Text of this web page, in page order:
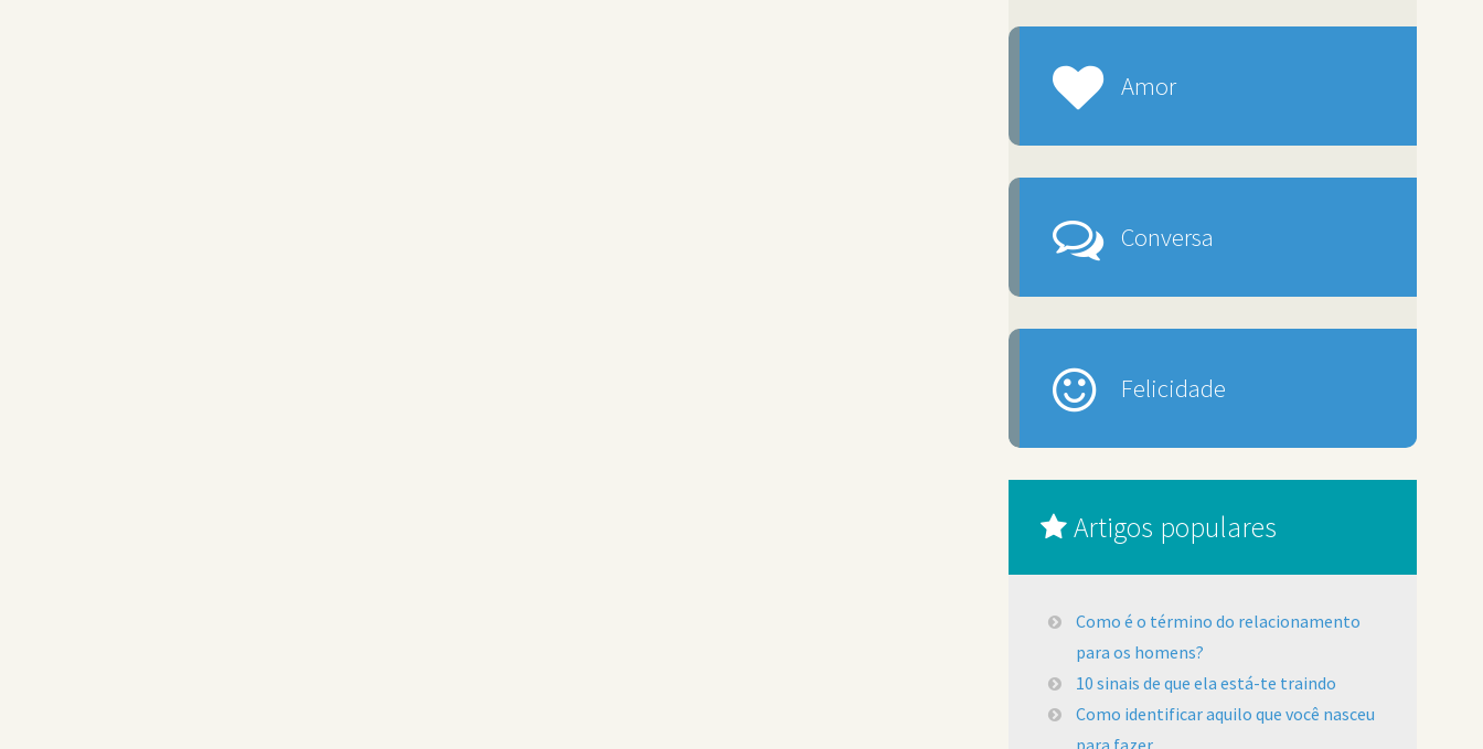
Amor
Conversa
Felicidade
Artigos populares
Como é o término do relacionamento
para os homens?
10 sinais de que ela está-te traindo
Como identificar aquilo que você nasceu